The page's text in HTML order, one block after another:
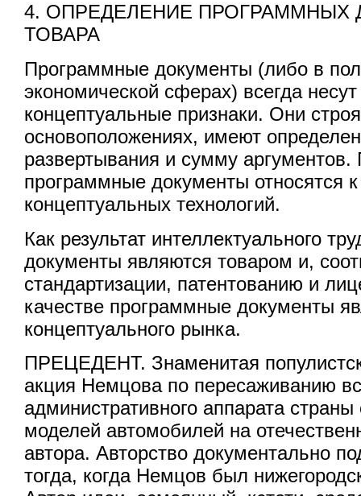
4. ОПРЕДЕЛЕНИЕ ПРОГРАММНЫХ
ТОВАРА
Программные документы (либо в
экономической сферах) всегда
концептуальные признаки. Они
основоположениях, имеют
развертывания и сумму аргументов.
программные документы относятся
концептуальных технологий.
Как результат интеллектуального
документы являются товаром и,
стандартизации, патентованию и
качестве программные документы
концептуального рынка.
ПРЕЦЕДЕНТ. Знаменитая
акция Немцова по пересаживанию
административного аппарата
моделей автомобилей на
автора. Авторство документально
тогда, когда Немцов был